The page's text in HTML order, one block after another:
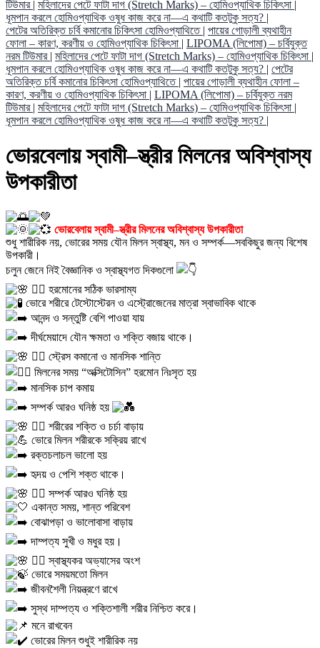
টিউমার | মহিলাদের পেটে ফাটা দাগ (Stretch Marks) – হোমিওপ্যাথিক চিকিৎসা |
ধূমপান করলে হোমিওপ্যাথিক ওষুধ কাজ করে না—এ কথাটি কতটুকু সত্য? |
পেটের অতিরিক্ত চর্বি কমানোর চিকিৎসা হোমিওপ্যাথিতে | পায়ের গোড়ালী ব্যথাহীন
ফোলা – কারণ, করণীয় ও হোমিওপ্যাথিক চিকিৎসা | LIPOMA (লিপোমা) – চর্বিযুক্ত
নরম টিউমার | মহিলাদের পেটে ফাটা দাগ (Stretch Marks) – হোমিওপ্যাথিক চিকিৎসা |
ধূমপান করলে হোমিওপ্যাথিক ওষুধ কাজ করে না—এ কথাটি কতটুকু সত্য? | পেটের
অতিরিক্ত চর্বি কমানোর চিকিৎসা হোমিওপ্যাথিতে | পায়ের গোড়ালী ব্যথাহীন ফোলা –
কারণ, করণীয় ও হোমিওপ্যাথিক চিকিৎসা | LIPOMA (লিপোমা) – চর্বিযুক্ত নরম
টিউমার | মহিলাদের পেটে ফাটা দাগ (Stretch Marks) – হোমিওপ্যাথিক চিকিৎসা |
ধূমপান করলে হোমিওপ্যাথিক ওষুধ কাজ করে না—এ কথাটি কতটুকু সত্য? |
ভোরবেলায় স্বামী–স্ত্রীর মিলনের অবিশ্বাস্য
উপকারীতা
ভোরবেলায় স্বামী–স্ত্রীর মিলনের অবিশ্বাস্য উপকারীতা
শুধু শারীরিক নয়, ভোরের সময় যৌন মিলন স্বাস্থ্য, মন ও সম্পর্ক—সবকিছুর জন্য বিশেষ
উপকারী।
চলুন জেনে নিই বৈজ্ঞানিক ও স্বাস্থ্যগত দিকগুলো
১️⃣ হরমোনের সঠিক ভারসাম্য
ভোরে শরীরে টেস্টোস্টেরন ও এস্ট্রোজেনের মাত্রা স্বাভাবিক থাকে
আনন্দ ও সন্তুষ্টি বেশি পাওয়া যায়
দীর্ঘমেয়াদে যৌন ক্ষমতা ও শক্তি বজায় থাকে।
২️⃣ স্ট্রেস কমানো ও মানসিক শান্তি
মিলনের সময় “অক্সিটোসিন” হরমোন নিঃসৃত হয়
মানসিক চাপ কমায়
সম্পর্ক আরও ঘনিষ্ঠ হয়
৩️⃣ শরীরের শক্তি ও চর্চা বাড়ায়
ভোরে মিলন শরীরকে সক্রিয় রাখে
রক্তচলাচল ভালো হয়
হৃদয় ও পেশি শক্ত থাকে।
৪️⃣ সম্পর্ক আরও ঘনিষ্ঠ হয়
একান্ত সময়, শান্ত পরিবেশ
বোঝাপড়া ও ভালোবাসা বাড়ায়
দাম্পত্য সুখী ও মধুর হয়।
৫️⃣ স্বাস্থ্যকর অভ্যাসের অংশ
ভোরে সময়মতো মিলন
জীবনশৈলী নিয়ন্ত্রণে রাখে
সুস্থ দাম্পত্য ও শক্তিশালী শরীর নিশ্চিত করে।
মনে রাখবেন
ভোরের মিলন শুধুই শারীরিক নয়